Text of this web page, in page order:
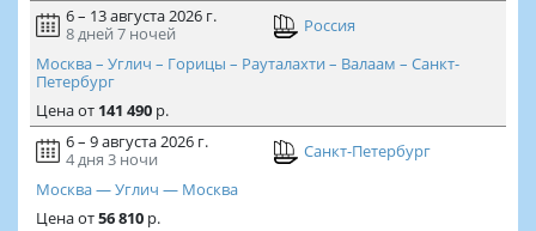
6 – 13 августа 2026 г.
8 дней 7 ночей
Россия
Москва – Углич – Горицы – Рауталахти – Валаам – Санкт-
Петербург
Ценаот 141 490р.
6 – 9 августа 2026 г.
4 дня 3 ночи
Санкт-Петербург
Москва — Углич — Москва
Ценаот56 810р.